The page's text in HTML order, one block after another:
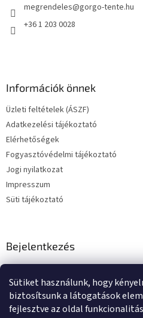
Sütiket használunk, hogy
biztosítsunk a látogatások
fejlesztve az oldal
t
megrendeles@gorgo-tente.hu
+36 1 203 0028
Információk önnek
Üzleti feltételek (ÁSZF)
Adatkezelési tájékoztató
Elérhetőségek
Fogyasztóvédelmi tájékoztató
Jogi nyilatkozat
Impresszum
Süti tájékoztató
Bejelentkezés
E-mail
Jelszó